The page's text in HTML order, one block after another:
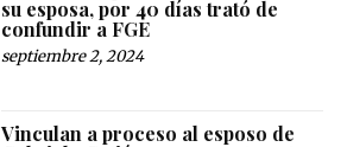
su esposa, por 40 días trató de
confundir a FGE
septiembre 2, 2024
Vinculan a proceso al esposo de